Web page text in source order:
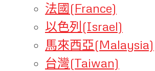
法國(France)
以色列(Israel)
馬來西亞(Malaysia)
台灣(Taiwan)